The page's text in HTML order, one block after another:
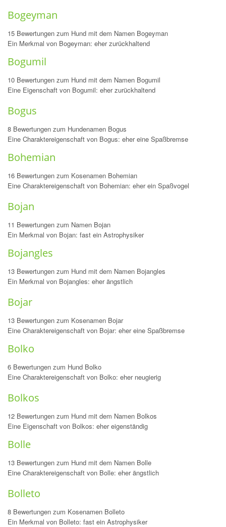
Bogeyman
15 Bewertungen zum Hund mit dem Namen Bogeyman
Ein Merkmal von Bogeyman: eher zurückhaltend
Bogumil
10 Bewertungen zum Hund mit dem Namen Bogumil
Eine Eigenschaft von Bogumil: eher zurückhaltend
Bogus
8 Bewertungen zum Hundenamen Bogus
Eine Charaktereigenschaft von Bogus: eher eine Spaßbremse
Bohemian
16 Bewertungen zum Kosenamen Bohemian
Eine Charaktereigenschaft von Bohemian: eher ein Spaßvogel
Bojan
11 Bewertungen zum Namen Bojan
Ein Merkmal von Bojan: fast ein Astrophysiker
Bojangles
13 Bewertungen zum Hund mit dem Namen Bojangles
Ein Merkmal von Bojangles: eher ängstlich
Bojar
13 Bewertungen zum Kosenamen Bojar
Eine Charaktereigenschaft von Bojar: eher eine Spaßbremse
Bolko
6 Bewertungen zum Hund Bolko
Eine Charaktereigenschaft von Bolko: eher neugierig
Bolkos
12 Bewertungen zum Hund mit dem Namen Bolkos
Eine Eigenschaft von Bolkos: eher eigenständig
Bolle
13 Bewertungen zum Hund mit dem Namen Bolle
Eine Charaktereigenschaft von Bolle: eher ängstlich
Bolleto
8 Bewertungen zum Kosenamen Bolleto
Ein Merkmal von Bolleto: fast ein Astrophysiker